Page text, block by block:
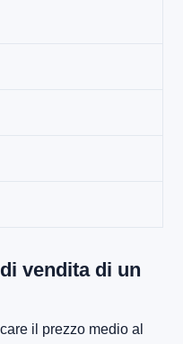
vendita di un
il prezzo medio al